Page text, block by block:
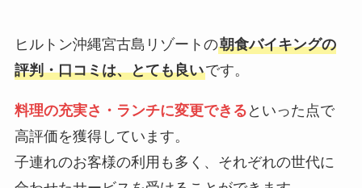
ヒルトン沖縄宮古島リゾートの朝食バイキングの
評判・口コミは、とても良いです。
料理の充実さ・ランチに変更できる といった点で
高評価を獲得しています。
子連れのお客様の利用も多く、それぞれの世代に